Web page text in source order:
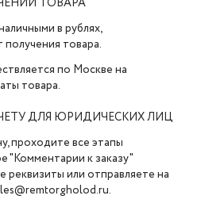
ТОВАРА
в рублях,
товара.
по Москве на
товара.
ДЛЯ ЮРИДИЧЕСКИХ ЛИЦ
проходите все этапы
"Комментарии к заказу"
реквизиты или отправляете на